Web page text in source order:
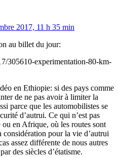
2017, 11 h 35 min
au billet du jour:
305610-experimentation-80-km-
en Ethiopie: si des pays comme
de ne pas avoir à limiter la
parce que les automobilistes se
d’autrui. Ce qui n’est pas
en Afrique, où les routes sont
considération pour la vie d’autrui
assez différente de nous autres
des siècles d’étatisme.